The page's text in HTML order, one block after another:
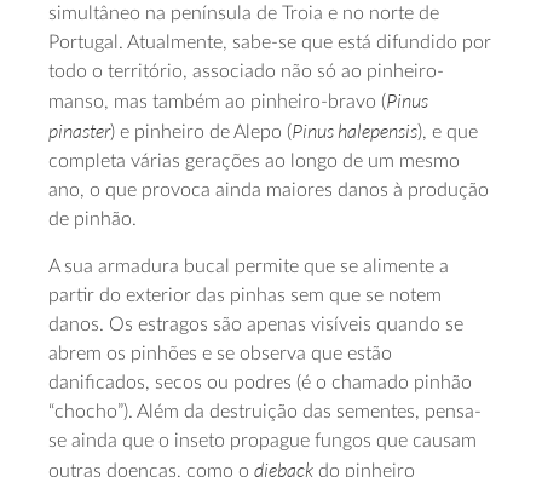
simultâneo na península de Troia e no norte de
Portugal. Atualmente, sabe-se que está difundido por
todo o território, associado não só ao pinheiro-
manso, mas também ao pinheiro-bravo (Pinus
pinaster) e pinheiro de Alepo (Pinus halepensis), e que
completa várias gerações ao longo de um mesmo
ano, o que provoca ainda maiores danos à produção
de pinhão.
A sua armadura bucal permite que se alimente a
partir do exterior das pinhas sem que se notem
danos. Os estragos são apenas visíveis quando se
abrem os pinhões e se observa que estão
danificados, secos ou podres (é o chamado pinhão
“chocho”). Além da destruição das sementes, pensa-
se ainda que o inseto propague fungos que causam
outras doenças, como o dieback do pinheiro